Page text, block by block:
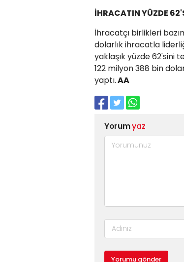
İHRACATIN YÜZDE
İhracatçı birlikleri
dolarlık ihracatla
yaklaşık yüzde 62'sini
122 milyon 388 bin
yaptı.AA
Yorumyaz
Yorumu gönder